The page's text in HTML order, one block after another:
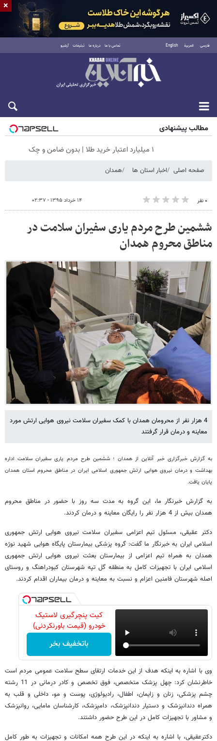
فارسی العربية English تماس با ما درباره ما تبلیغات آرشیو
جمعه ۱۶ مرداد ۱۴۰۵
مطالب پیشنهادی
۱ میلیارد اعتبار خرید طلا | بدون ضامن و چک
صفحه اصلی اخبار استان ها همدان
۰ نفر ۱۴ خرداد ۱۳۹۵ - ۰۲:۳۷
ششمین طرح مردم یاری سفیران سلامت در
مناطق محروم همدان
4 هزار نفر از محرومان همدان با کمک سفیران سلامت نیروی هوایی ارتش مورد
معاینه و درمان قرار گرفتند
به گزارش خبرگزاری خبر آنلاین از همدان ؛ ششمین طرح مردم یاری سفیران سلامت اداره
بهداشت و درمان نیروی هوایی ارتش جمهوری اسلامی ایران در مناطق محروم استان همدان
پایان یافت.
به گزارش خبرنگار ما، این گروه به مدت سه روز با حضور در مناطق محروم
همدان بیش از 4 هزار نفر را رایگان معاینه و درمان کردند.
دکتر عقیقی، مسئول تیم اعزامی سفیران سلامت نیروی هوایی ارتش جمهوری
اسلامی ایران به خبرنگار ما گفت: گروه پزشکی بیمارستان پایگاه هوایی شهید نوژه
همدان به همراه تیم اعزامی از بیمارستان بعثت نیروی هوایی ارتش جمهوری
اسلامی ایران با تجهیزات کامل به منطقه گل تپه شهرستان کبودراهنگ و روستای
اصله شهرستان فامنین اعزام و نسبت به معاینه و درمان بیماران اقدام کردند.
کیت پنچرگیری لاستیک
خودرو (قیمت باورنکردنی)
باتخفیف بخر
وی با اشاره به اینکه هدف از این خدمات ارتقای سطح سلامت عمومی مردم است
خاطرنشان کرد: چهل پزشک متخصص، فوق تخصص و کادر درمانی در 11 رشته
چشم پزشکی، زنان و زایمان، اطفال، رادیولوژی، پوست و مو، داخلی و قلب به
همراه دندانپزشک و دستیار دندانپزشک، دامپزشک، کارشناسان مامایی، روانپزشک
و مشاور با تجهیزات کامل در این طرح حضور داشتند.
دکترعقیقی، با اشاره به اینکه در این طرح همه امکانات و تجهیزات به طور کامل
×